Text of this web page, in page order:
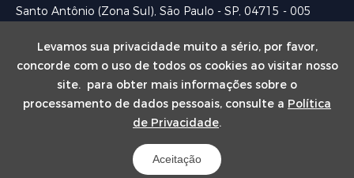
Levamos sua privacidade muito a sério, por favor,
concorde com o uso de todos os cookies ao visitar nosso
site. para obter mais informações sobre o
processamento de dados pessoais, consulte a Política
de Privacidade.
Aceitação
Santo Antônio (Zona Sul), São Paulo - SP, 04715 - 005
Copyright © 2024 Dyness Digital Energy Technology Co., Ltd.
Mapa do site
Política de Privacidade